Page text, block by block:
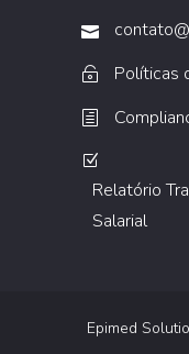
Políticas
Relatório
Salarial
Epimed